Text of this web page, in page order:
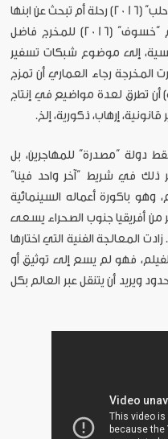
مثلا، صوّر رضا الباهي في شريطه “زهرة حلب” (2016) رحلة أم تبحث عن ابنها
الذي ذهب للقتال في سوريا. أما فيلم “خسوف” (2016) للمخرج فاضل
إلى موضوع شبكات تسفير
المخرجة رجاء العماري أن تمزج
تطرق لعدة مواضيع في إنتاج
إرهاب، ذكورية، إلخ.
دولة “مصدرة” للمهاجرين، بل
ذلك في شريط “آخر واحد فينا”
وهو باكورة أعماله السينمائية
من أفريقيا جنوب الصحراء يسعى
المعالجة الفنية التي اختارها
فهو لم يسع إلى توثيق أو
ويريد أن يتنقل عبر العالم بكل